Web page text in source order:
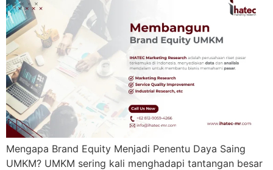
Mengapa Brand Equity Menjadi Penentu Daya Saing
UMKM? UMKM sering kali menghadapi tantangan besar